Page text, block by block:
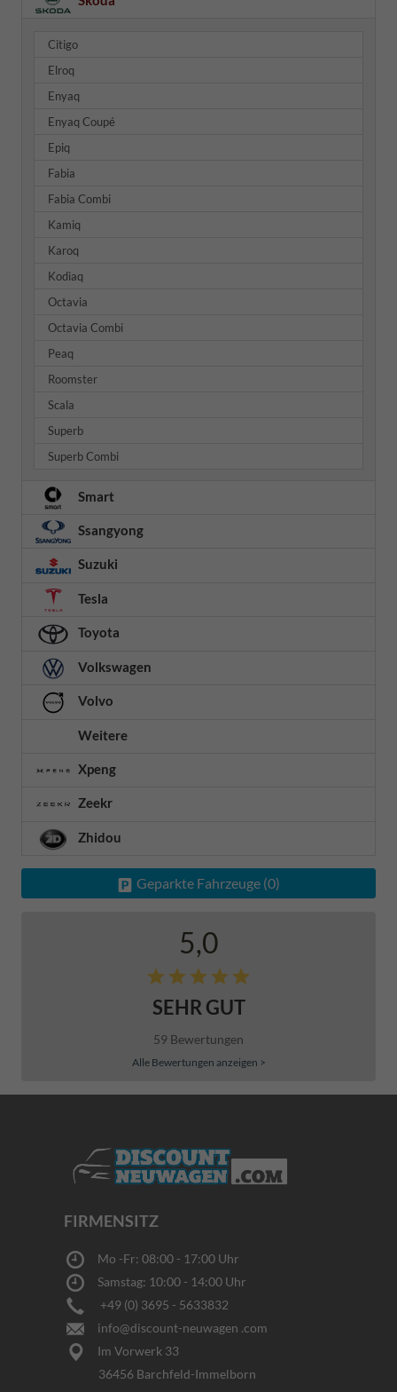
Citigo
Elroq
Enyaq
Enyaq Coupé
Epiq
Fabia
Fabia Combi
Kamiq
Karoq
Kodiaq
Octavia
Octavia Combi
Peaq
Roomster
Scala
Superb
Superb Combi
Smart
Ssangyong
Suzuki
Tesla
Toyota
Volkswagen
Volvo
Weitere
Xpeng
Zeekr
Zhidou
Geparkte Fahrzeuge (0)
5,0
SEHR GUT
59 Bewertungen
Alle Bewertungen anzeigen >
FIRMENSITZ
Mo -Fr: 08:00 - 17:00 Uhr
Samstag: 10:00 - 14:00 Uhr
+49 (0) 3695 - 5633832
info@discount-neuwagen .com
Im Vorwerk 33
36456 Barchfeld-Immelborn